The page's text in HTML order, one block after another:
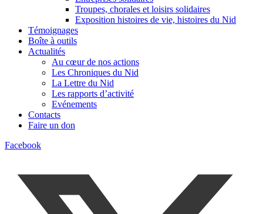
Troupes, chorales et loisirs solidaires
Exposition histoires de vie, histoires du Nid
Témoignages
Boîte à outils
Actualités
Au cœur de nos actions
Les Chroniques du Nid
La Lettre du Nid
Les rapports d’activité
Evénements
Contacts
Faire un don
Facebook